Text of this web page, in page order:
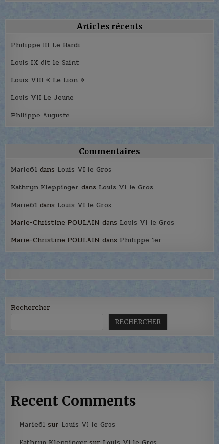
Articles récents
Philippe III Le Hardi
Louis IX dit le Saint
Louis VIII « Le Lion »
Louis VII Le Jeune
Philippe Auguste
Commentaires
Marie61 dans Louis VI le Gros
Kathryn Kleppinger dans Louis VI le Gros
Marie61 dans Louis VI le Gros
Marie-Christine POULAIN dans Louis VI le Gros
Marie-Christine POULAIN dans Philippe 1er
Rechercher
RECHERCHER
Recent Comments
Marie61 sur Louis VI le Gros